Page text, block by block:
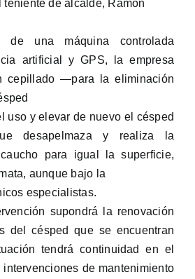
teniente de alcalde, Ramón
de una máquina controlada
artificial y GPS, la empresa
cepillado —para la eliminación
uso y elevar de nuevo el césped
desapelmaza y realiza la
para igual la superficie,
aunque bajo la
especialistas.
supondrá la renovación
del césped que se encuentran
tendrá continuidad en el
de mantenimiento